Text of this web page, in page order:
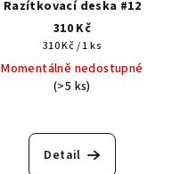
Razítkovací deska #12
310 Kč
Měrná
cena:
310 Kč / 1 ks
Momentálně nedostupné
(>5 ks)
Detail